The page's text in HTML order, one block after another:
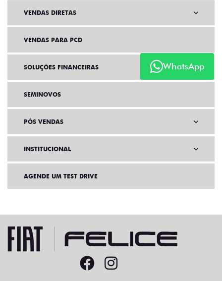
WhatsApp
VENDAS DIRETAS
VENDAS PARA PCD
SOLUÇÕES FINANCEIRAS
SEMINOVOS
PÓS VENDAS
INSTITUCIONAL
AGENDE UM TEST DRIVE